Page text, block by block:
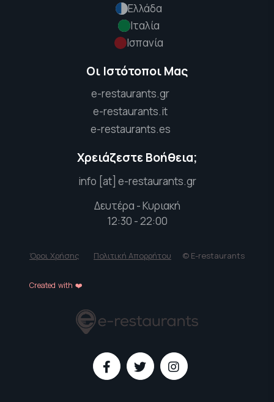
Ελλάδα
Ιταλία
Ισπανία
Οι Ιστότοποι Μας
e-restaurants.gr
e-restaurants.it
e-restaurants.es
Χρειάζεστε Βοήθεια;
info [at] e-restaurants.gr
Δευτέρα - Κυριακή
12:30 - 22:00
Όροι Χρήσης Πολιτική Απορρήτου © E-restaurants
Created with ❤️